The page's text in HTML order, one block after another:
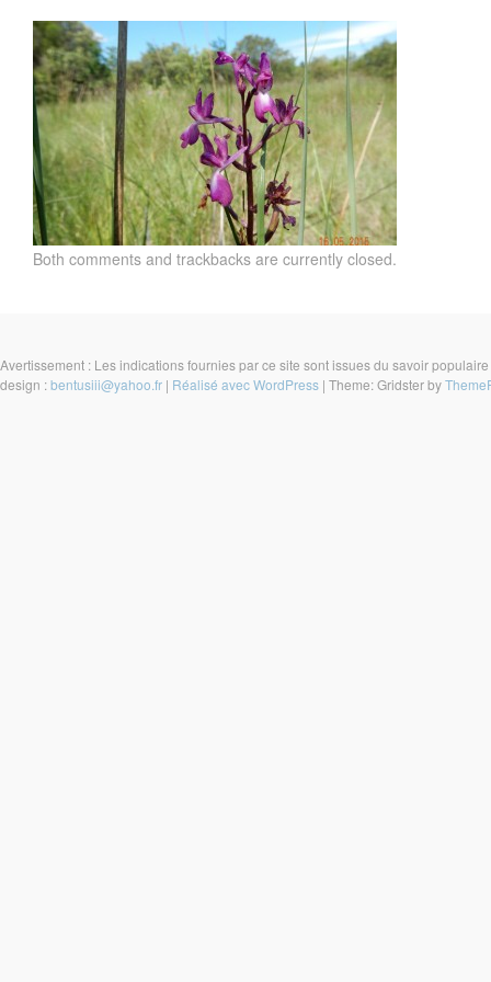
Both comments and trackbacks are currently closed.
Avertissement : Les indications fournies par ce site sont issues du savoir
design :bentusiii@yahoo.fr | Réalisé avec WordPress | Theme: Gridster by